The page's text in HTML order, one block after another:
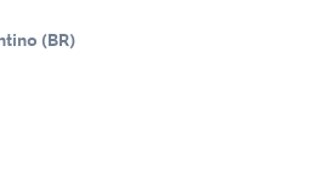
(BR)